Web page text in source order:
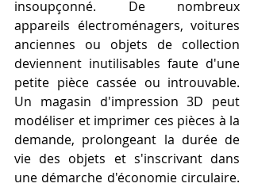
insoupçonné. De nombreux
appareils électroménagers, voitures
anciennes ou objets de collection
deviennent inutilisables faute d'une
petite pièce cassée ou introuvable.
Un magasin d'impression 3D peut
modéliser et imprimer ces pièces à la
demande, prolongeant la durée de
vie des objets et s'inscrivant dans
une démarche d'économie circulaire.